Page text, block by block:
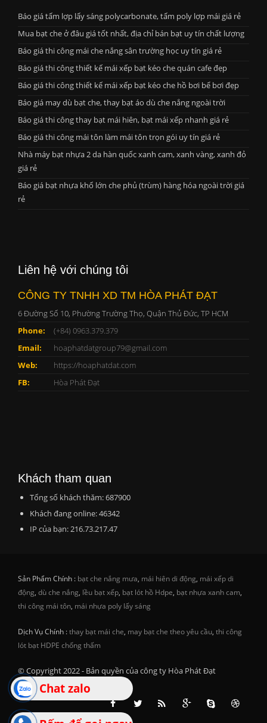
Chat zalo
Báo giá tấm lợp lấy sáng polycarbonate, tấm poly lợp mái giá rẻ
Mua bạt che ở đâu giá tốt nhất, địa chỉ bán bạt uy tín chất lượng
Báo giá thi công mái che nắng sân trường học uy tín giá rẻ
Báo giá thi công thiết kế mái xếp bạt kéo che quán cafe đẹp
Báo giá thi công thiết kế mái xếp bạt kéo che hồ bơi bể bơi đẹp
Báo giá may dù bạt che, thay bạt áo dù che nắng ngoài trời
Báo giá thi công thay bạt mái hiên, bạt mái xếp nhanh giá rẻ
Báo giá thi công mái tôn làm mái tôn trọn gói uy tín giá rẻ
Nhà máy bạt nhựa 2 da hàn quốc xanh cam, xanh vàng, xanh đỏ
giá rẻ
Báo giá bạt nhựa khổ lớn che phủ (trùm) hàng hóa ngoài trời giá
rẻ
Liên hệ với chúng tôi
CÔNG TY TNHH XD TM HÒA PHÁT ĐẠT
6 Đường Số 10, Phường Trường Thọ, Quận Thủ Đức, TP HCM
Phone:
(+84) 0963.379.379
Email:
hoaphatdatgroup79@gmail.com
Web:
https://hoaphatdat.com
FB:
Hòa Phát Đạt
Khách tham quan
Tổng số khách thăm: 687900
Khách đang online: 46342
IP của bạn: 216.73.217.47
Sản Phẩm Chính : bạt che nắng mưa, mái hiên di động, mái xếp di
động, dù che nắng, lều bạt xếp, bạt lót hồ Hdpe, bạt nhựa xanh cam,
thi công mái tôn, mái nhựa poly lấy sáng
Dịch Vụ Chính :thay bạt mái che, may bạt che theo yêu cầu, thi công
lót bạt HDPE chống thấm
© Copyright 2022 - Bản quyền của công ty Hòa Phát Đạt